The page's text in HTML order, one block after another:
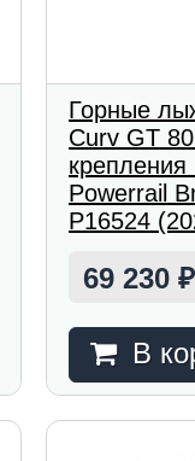
Горные
Curv GT
Powerrail
P16524
69 230₽
В